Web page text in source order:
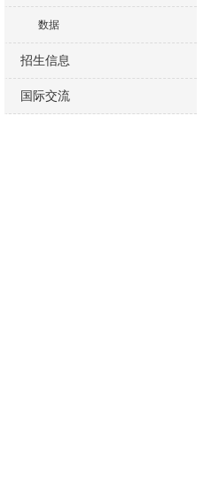
数据
招生信息
国际交流